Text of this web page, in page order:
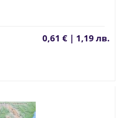
0,61 € | 1,19 лв.